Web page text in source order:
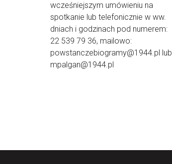
wcześniejszym umówieniu na
spotkanie lub telefonicznie w ww.
dniach i godzinach pod numerem:
22 539 79 36, mailowo:
powstanczebiogramy@1944.pl lub
mpalgan@1944.pl